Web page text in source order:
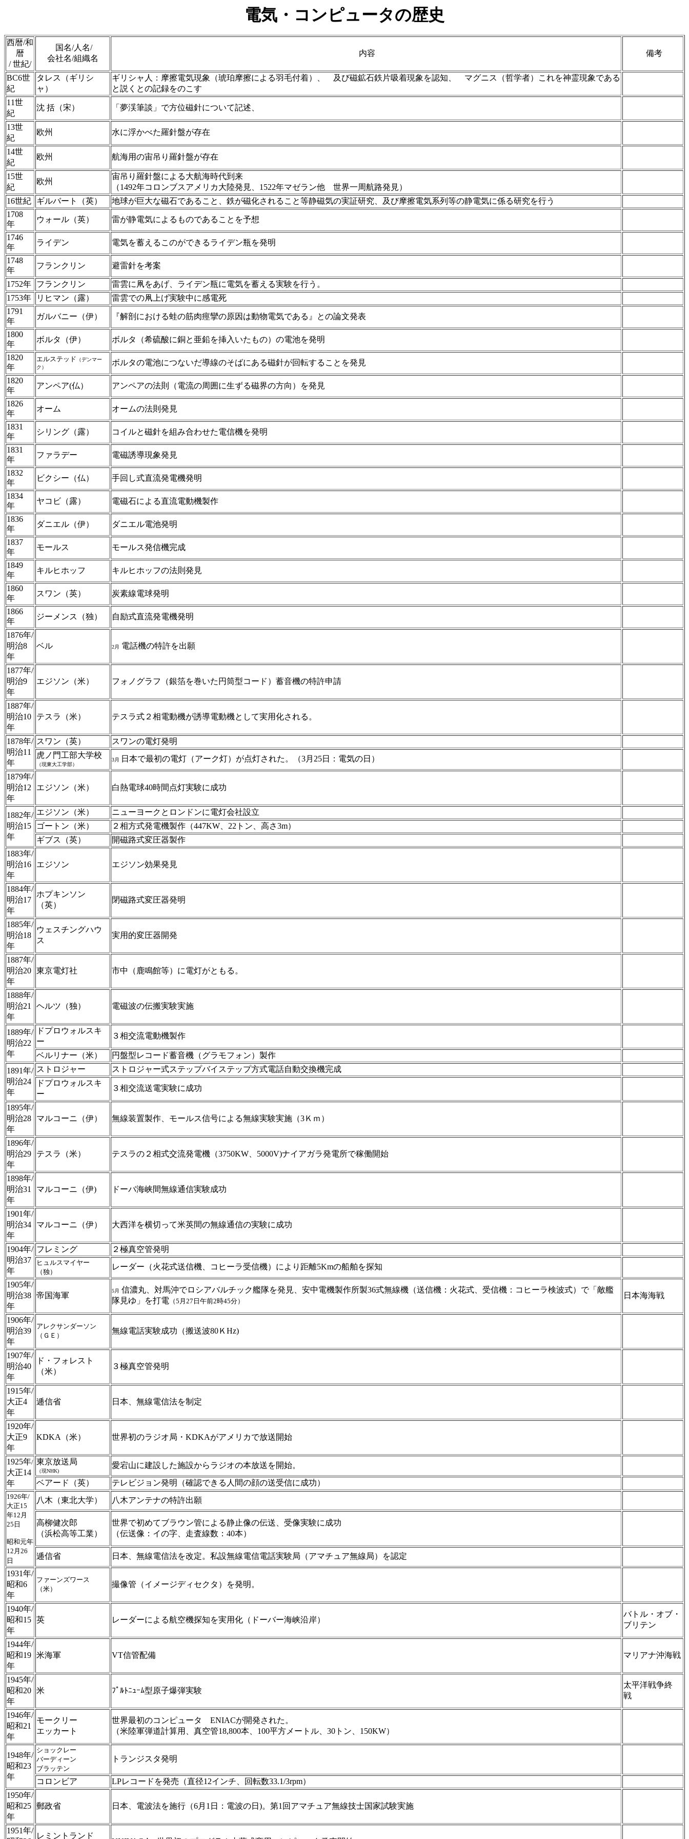
電気・コンピュータの歴史
西暦/和
暦
/ 世紀/
国名/人名/
会社名/組織名
内容 備考
BC6世
紀
タレス（ギリシ
ャ）
ギリシャ人：摩擦電気現象（琥珀摩擦による羽毛付着）、 及び磁鉱石鉄片吸着現象を認知、 マグニス（哲学者）これを神霊現象である
と説くとの記録をのこす
11世
紀
沈 括（宋） 「夢渓筆談」で方位磁針について記述、
13世
紀
欧州 水に浮かべた羅針盤が存在
14世
紀
欧州 航海用の宙吊り羅針盤が存在
15世
紀
欧州
宙吊り羅針盤による大航海時代到来
（1492年コロンブスアメリカ大陸発見、1522年マゼラン他 世界一周航路発見）
16世紀
ギルバート（英）
地球が巨大な磁石であること、鉄が磁化されること等静磁気の実証研究、及び摩擦電気系列等の静電気に係る研究を行う
1708
年
ウォール（英） 雷が静電気によるものであることを予想
1746
年
ライデン 電気を蓄えるこのができるライデン瓶を発明
1748
年
フランクリン 避雷針を考案
1752年 フランクリン
雷雲に凧をあげ、ライデン瓶に電気を蓄える実験を行う。
1753年
リヒマン（露）
雷雲での凧上げ実験中に感電死
1791
年
ガルバニー（伊） 『解剖における蛙の筋肉痙攣の原因は動物電気である』との論文発表
1800
年
ボルタ（伊） ボルタ（希硫酸に銅と亜鉛を挿入いたもの）の電池を発明
1820
年
エルステッド （デンマー
ク）
ボルタの電池につないだ導線のそばにある磁針が回転することを発見
1820
年
アンペア(仏） アンペアの法則（電流の周囲に生ずる磁界の方向）を発見
1826
年
オーム オームの法則発見
1831
年
シリング（露） コイルと磁針を組み合わせた電信機を発明
1831
年
ファラデー 電磁誘導現象発見
1832
年
ビクシー（仏） 手回し式直流発電機発明
1834
年
ヤコビ（露） 電磁石による直流電動機製作
1836
年
ダニエル（伊） ダニエル電池発明
1837
年
モールス モールス発信機完成
1849
年
キルヒホッフ キルヒホッフの法則発見
1860
年
スワン（英） 炭素線電球発明
1866
年
ジーメンス（独） 自励式直流発電機発明
1876年/
明治8
年
ベル 2月 電話機の特許を出願
1877年/
明治9
年
エジソン（米） フォノグラフ（銀箔を巻いた円筒型コード）蓄音機の特許申請
1887年/
明治10
年
テスラ（米） テスラ式２相電動機が誘導電動機として実用化される。
1878年/
明治11
年
スワン（英）
スワンの電灯発明
虎ノ門工部大学校
（現東大工学部）
3月 日本で最初の電灯（アーク灯）が点灯された。（3月25日：電気の日）
1879年/
明治12
年
エジソン（米） 白熱電球40時間点灯実験に成功
1882年/
明治15
年
エジソン（米）
ニューヨークとロンドンに電灯会社設立
ゴートン（米）
２相方式発電機製作（447KW、22トン、高さ3m）
ギブス（英）
開磁路式変圧器製作
1883年/
明治16
年
エジソン エジソン効果発見
1884年/
明治17
年
ホプキンソン
（英）
閉磁路式変圧器発明
1885年/
明治18
年
ウェスチングハウ
ス
実用的変圧器開発
1887年/
明治20
年
東京電灯社 市中（鹿鳴館等）に電灯がともる。
1888年/
明治21
年
ヘルツ（独） 電磁波の伝搬実験実施
1889年/
明治22
年
ドプロウォルスキ
ー
３相交流電動機製作
ベルリナー（米）
円盤型レコード蓄音機（グラモフォン）製作
1891年/
明治24
年
ストロジャー
ストロジャー式ステップバイステップ方式電話自動交換機完成
ドプロウォルスキ
ー
３相交流送電実験に成功
1895年/
明治28
年
マルコーニ（伊） 無線装置製作、モールス信号による無線実験実施（3Ｋｍ）
1896年/
明治29
年
テスラ（米） テスラの２相式交流発電機（3750KW、5000V)ナイアガラ発電所で稼働開始
1898年/
明治31
年
マルコーニ（伊) ドーバ海峡間無線通信実験成功
1901年/
明治34
年
マルコーニ（伊） 大西洋を横切って米英間の無線通信の実験に成功
1904年/
明治37
年
フレミング ２極真空管発明
ヒュルスマイヤー
（独）
レーダー（火花式送信機、コヒーラ受信機）により距離5Kmの船舶を探知
1905年/
明治38
年
帝国海軍
5月 信濃丸、対馬沖でロシアバルチック艦隊を発見、安中電機製作所製36式無線機（送信機：火花式、受信機：コヒーラ検波式）で「敵艦
隊見ゆ」を打電 （5月27日午前2時45分）
日本海海戦
1906年/
明治39
年
アレクサンダーソン
（ＧＥ）
無線電話実験成功（搬送波80ＫHz)
1907年/
明治40
年
ド・フォレスト
（米）
３極真空管発明
1915年/
大正4
年
逓信省 日本、無線電信法を制定
1920年/
大正9
年
KDKA（米） 世界初のラジオ局・KDKAがアメリカで放送開始
1925年/
大正14
年
東京放送局
（現NHK)
愛宕山に建設した施設からラジオの本放送を開始。
ベアード（英）
テレビジョン発明（確認できる人間の顔の送受信に成功）
1926年/
大正15
年12月
25日
昭和元年
12月26
日
八木（東北大学） 八木アンテナの特許出願
高柳健次郎
（浜松高等工業）
世界で初めてブラウン管による静止像の伝送、受像実験に成功
（伝送像：イの字、走査線数：40本）
逓信省
日本、無線電信法を改定。私設無線電信電話実験局（アマチュア無線局）を認定
1931年/
昭和6
年
ファーンズワース
（米）
撮像管（イメージディセクタ）を発明。
1940年/
昭和15
年
英 レーダーによる航空機探知を実用化（ドーバー海峡沿岸）
バトル・オブ・
ブリテン
1944年/
昭和19
年
米海軍 VT信管配備 マリアナ沖海戦
1945年/
昭和20
年
米 ﾌﾟﾙﾄﾆｭｰﾑ型原子爆弾実験
太平洋戦争終
戦
1946年/
昭和21
年
モークリー
エッカート
世界最初のコンピュータ ENIACが開発された。
（米陸軍弾道計算用、真空管18,800本、100平方メートル、30トン、150KW）
1948年/
昭和23
年
ショックレー
バーディーン
ブラッテン
トランジスタ発明
コロンビア
LPレコードを発売（直径12インチ、回転数33.1/3rpm）
1950年/
昭和25
年
郵政省 日本、電波法を施行（6月1日：電波の日)。第1回アマチュア無線技士国家試験実施
1951年/
レミントランド